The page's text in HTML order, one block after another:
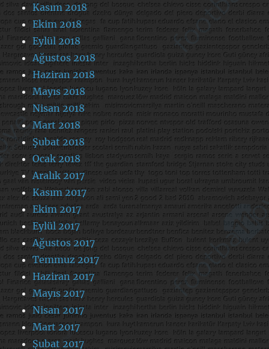
Kasım 2018
Ekim 2018
Eylül 2018
Ağustos 2018
Haziran 2018
Mayıs 2018
Nisan 2018
Mart 2018
Şubat 2018
Ocak 2018
Aralık 2017
Kasım 2017
Ekim 2017
Eylül 2017
Ağustos 2017
Temmuz 2017
Haziran 2017
Mayıs 2017
Nisan 2017
Mart 2017
Şubat 2017